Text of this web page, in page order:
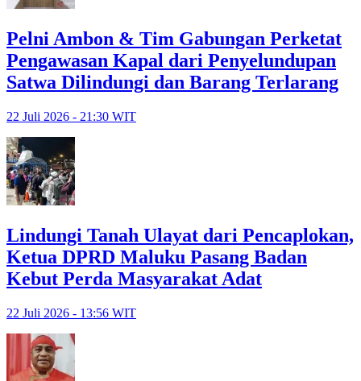
Pelni Ambon & Tim Gabungan Perketat
Pengawasan Kapal dari Penyelundupan
Satwa Dilindungi dan Barang Terlarang
22 Juli 2026 - 21:30 WIT
Lindungi Tanah Ulayat dari Pencaplokan,
Ketua DPRD Maluku Pasang Badan
Kebut Perda Masyarakat Adat
22 Juli 2026 - 13:56 WIT